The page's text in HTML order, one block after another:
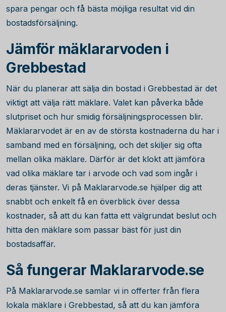
spara pengar och få bästa möjliga resultat vid din
bostadsförsäljning.
Jämför mäklararvoden i
Grebbestad
När du planerar att sälja din bostad i Grebbestad är det
viktigt att välja rätt mäklare. Valet kan påverka både
slutpriset och hur smidig försäljningsprocessen blir.
Mäklararvodet är en av de största kostnaderna du har i
samband med en försäljning, och det skiljer sig ofta
mellan olika mäklare. Därför är det klokt att jämföra
vad olika mäklare tar i arvode och vad som ingår i
deras tjänster. Vi på Maklararvode.se hjälper dig att
snabbt och enkelt få en överblick över dessa
kostnader, så att du kan fatta ett välgrundat beslut och
hitta den mäklare som passar bäst för just din
bostadsaffär.
Så fungerar Maklararvode.se
På Maklararvode.se samlar vi in offerter från flera
lokala mäklare i Grebbestad, så att du kan jämföra